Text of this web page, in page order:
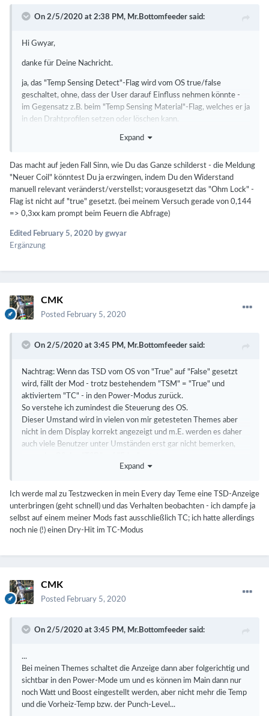
On 2/5/2020 at 2:38 PM, Mr.Bottomfeeder said:
Hi Gwyar,
danke für Deine Nachricht.
ja, das "Temp Sensing Detect"-Flag wird vom OS true/false
geschaltet, ohne, dass der User darauf Einfluss nehmen könnte -
im Gegensatz z.B. beim "Temp Sensing Material"-Flag, welches er ja
in den Drahtprofilen setzen oder löschen kann.
Daher ist das gewählte und verwendete Theme auch irrelevant.
erstellten Themes zeigen im Gegensatz zu anderen eben auch den
Status des TSD-Flags an. Das erleichtert die Fehlersuche, wenn mal
eben solche Probleme auftreten.
Die TSD-Überprüfung ist immer aktiv und wird vom OS
Nur eben wann und wie oft der Status dieses Flags seitens des OS
anschliessenden Meldung "Neuer Coil" durchgeführt wird - was die
von mir beschriebene Symptomatik erklären könnte.
manuell erneut checken und auf "True" setzen zu lassen, nachdem
beseitigt wurde.
Expand
Das macht auf jeden Fall Sinn, wie Du das Ganze schilderst - die Meldung
"Neuer Coil" könntest Du ja erzwingen, indem Du den Widerstand
manuell relevant veränderst/verstellst; vorausgesetzt das "Ohm Lock" -
Flag ist nicht auf "true" gesetzt. (bei meinem Versuch gerade von 0,144
=> 0,3xx kam prompt beim Feuern die Abfrage)
Edited February 5, 2020 by gwyar
Ergänzung
CMK
Posted February 5, 2020
On 2/5/2020 at 3:45 PM, Mr.Bottomfeeder said:
Nachtrag: Wenn das TSD vom OS von "True" auf "False" gesetzt
wird, fällt der Mod - trotz bestehendem "TSM" = "True" und
aktiviertem "TC" - in den Power-Modus zurück.
So verstehe ich zumindest die Steuerung des OS.
Dieser Umstand wird in vielen von mir getesteten Themes aber
nicht in dem Display korrekt angezeigt und m.E. werden es daher
auch viele Benutzer unter Umständen erst gar nicht bemerken,
Wenn der Power-Mode entsprechende Einstellungen hat, wird der
Hits und dem nicht aktivierbarem Replay-Modus bemerken.
Bei meinen Themes schaltet die Anzeige dann aber folgerichtig und
sichtbar in den Power-Mode um und es können im Main dann nur
noch Watt und Boost eingestellt werden, aber nicht mehr die Temp
Expand
Ich werde mal zu Testzwecken in mein Every day Teme eine TSD-Anzeige
unterbringen (geht schnell) und das Verhalten beobachten - ich dampfe ja
selbst auf einem meiner Mods fast ausschließlich TC; ich hatte allerdings
noch nie (!) einen Dry-Hit im TC-Modus
CMK
Posted February 5, 2020
On 2/5/2020 at 3:45 PM, Mr.Bottomfeeder said:
...
Bei meinen Themes schaltet die Anzeige dann aber folgerichtig und
sichtbar in den Power-Mode um und es können im Main dann nur
noch Watt und Boost eingestellt werden, aber nicht mehr die Temp
und die Vorheiz-Temp bzw. der Punch-Level...